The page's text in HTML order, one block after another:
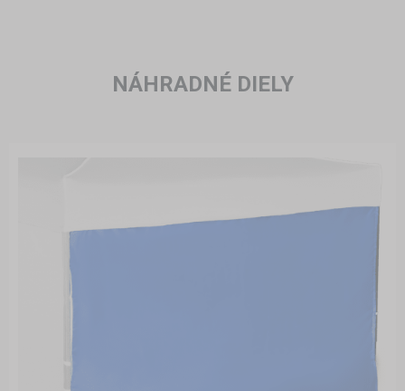
NÁHRADNÉ DIELY